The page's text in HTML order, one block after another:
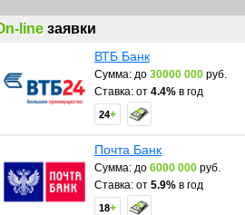
без просрочек.
line заявки
ВТБ Банк
Сумма: до 30000 000 руб.
Ставка: от 4.4% в год
24+
Почта Банк
Сумма: до 6000 000 руб.
Ставка: от 5.9% в год
18+